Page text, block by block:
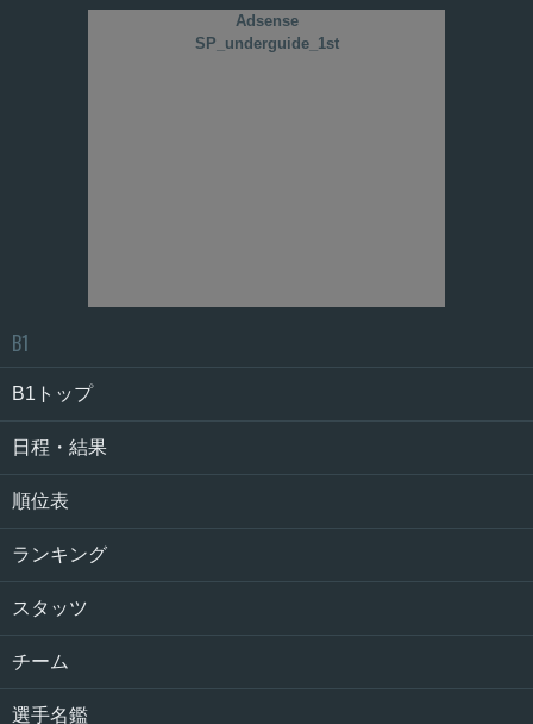
Adsense
SP_underguide_1st
B1
B1トップ
日程・結果
順位表
ランキング
スタッツ
チーム
選手名鑑